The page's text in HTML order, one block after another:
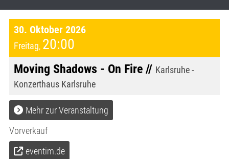
30. Oktober 2026
Freitag, 20:00
Moving Shadows - On Fire // Karlsruhe -
Konzerthaus Karlsruhe
Mehr zur Veranstaltung
Vorverkauf
eventim.de